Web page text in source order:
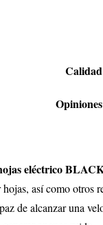
Calidad
Opiniones
eléctrico
así como otros
de alcanzar una